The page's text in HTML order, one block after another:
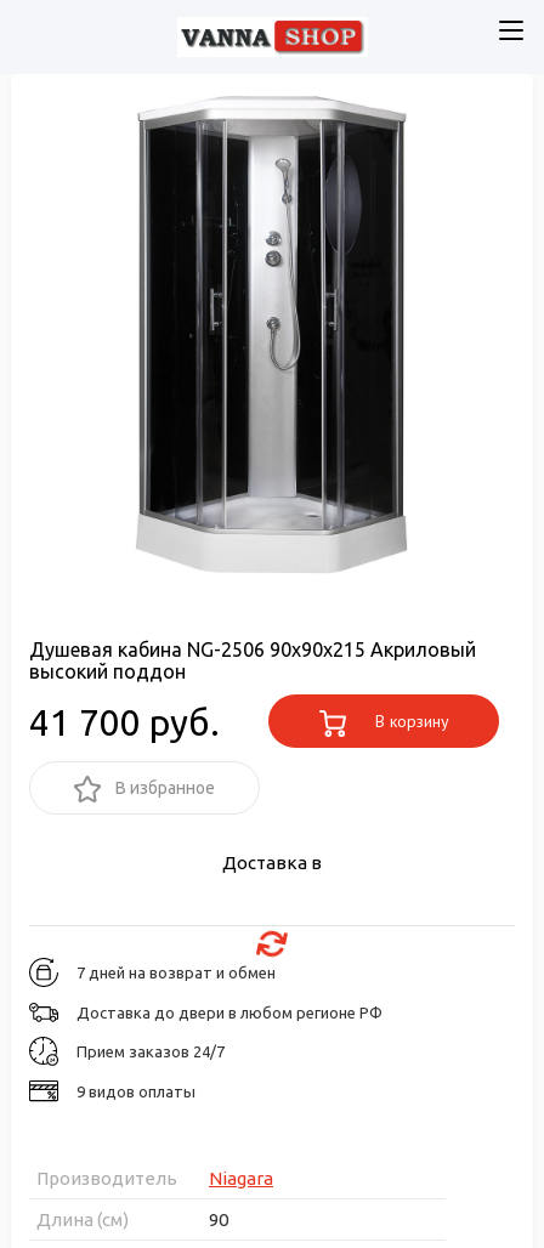
Душевая кабина NG-2506 90х90х215 Акриловый
высокий поддон
41 700 руб. В корзину
В избранное
Доставка в
7 дней на возврат и обмен
Доставка до двери в любом регионе РФ
Прием заказов 24/7
9 видов оплаты
Производитель
Niagara
Длина (см)
90